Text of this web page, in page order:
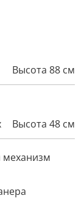
Высота 88 см
Высота 48 см